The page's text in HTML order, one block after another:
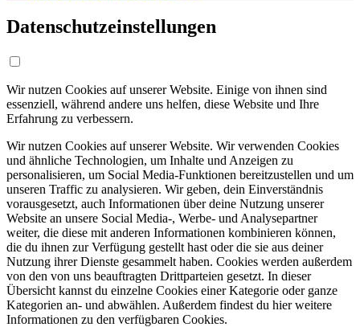
Datenschutzeinstellungen
Wir nutzen Cookies auf unserer Website. Einige von ihnen sind
essenziell, während andere uns helfen, diese Website und Ihre
Erfahrung zu verbessern.
Wir nutzen Cookies auf unserer Website. Wir verwenden Cookies
und ähnliche Technologien, um Inhalte und Anzeigen zu
personalisieren, um Social Media-Funktionen bereitzustellen und um
unseren Traffic zu analysieren. Wir geben, dein Einverständnis
vorausgesetzt, auch Informationen über deine Nutzung unserer
Website an unsere Social Media-, Werbe- und Analysepartner
weiter, die diese mit anderen Informationen kombinieren können,
die du ihnen zur Verfügung gestellt hast oder die sie aus deiner
Nutzung ihrer Dienste gesammelt haben. Cookies werden außerdem
von den von uns beauftragten Drittparteien gesetzt. In dieser
Übersicht kannst du einzelne Cookies einer Kategorie oder ganze
Kategorien an- und abwählen. Außerdem findest du hier weitere
Informationen zu den verfügbaren Cookies.